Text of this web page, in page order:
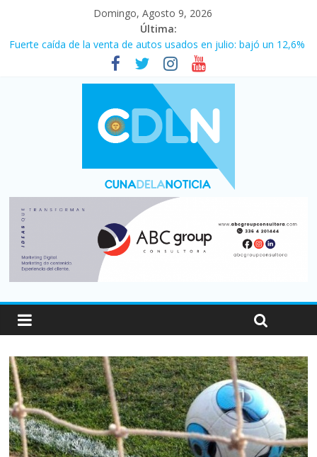
Domingo, Agosto 9, 2026
Última:
Fuerte caída de la venta de autos usados en julio: bajó un 12,6%
El agro argentino logró un récord histórico de exportaciones en
La morosidad alcanzó su nivel más alto en dos décadas y ya
afecta a 400 mil deudores en Santa Fe
Desde que asumió Milei cerraron 41.000 kioscos: el sector
Vacaciones de invierno con más movimiento y consumo
turístico: 4,6 millones de personas viajaron por el país, un 5,9%
más que en 2025